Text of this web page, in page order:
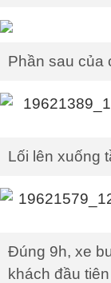
Phần sau của
Lối lên xuống
Đúng 9h, xe
khách đầu